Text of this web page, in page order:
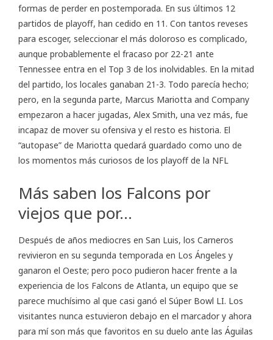
formas de perder en postemporada. En sus últimos 12
partidos de playoff, han cedido en 11. Con tantos reveses
para escoger, seleccionar el más doloroso es complicado,
aunque probablemente el fracaso por 22-21 ante
Tennessee entra en el Top 3 de los inolvidables. En la mitad
del partido, los locales ganaban 21-3. Todo parecía hecho;
pero, en la segunda parte, Marcus Mariotta and Company
empezaron a hacer jugadas, Alex Smith, una vez más, fue
incapaz de mover su ofensiva y el resto es historia. El
“autopase” de Mariotta quedará guardado como uno de
los momentos más curiosos de los playoff de la NFL
Más saben los Falcons por
viejos que por…
Después de años mediocres en San Luis, los Carneros
revivieron en su segunda temporada en Los Ángeles y
ganaron el Oeste; pero poco pudieron hacer frente a la
experiencia de los Falcons de Atlanta, un equipo que se
parece muchísimo al que casi ganó el Súper Bowl LI. Los
visitantes nunca estuvieron debajo en el marcador y ahora
para mí son más que favoritos en su duelo ante las Águilas